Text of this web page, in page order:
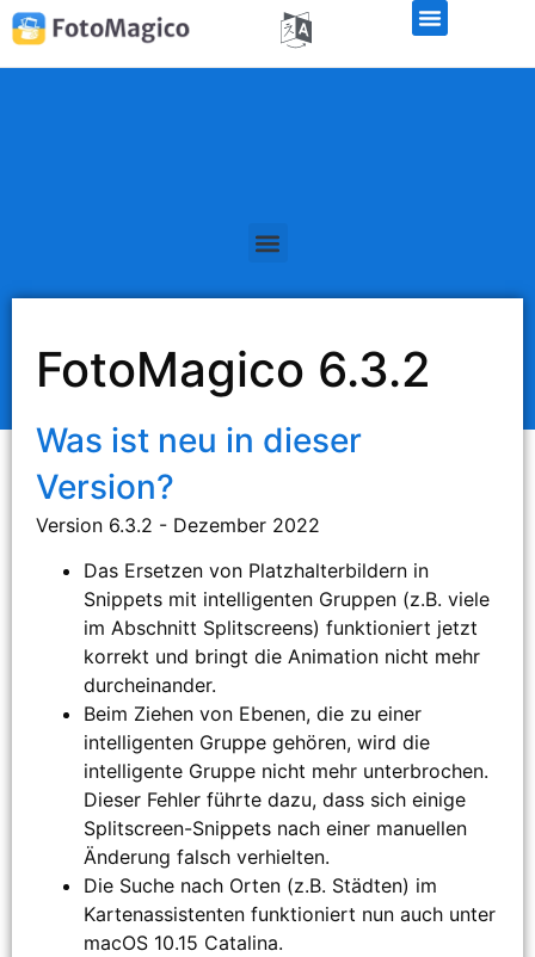
FotoMagico 6.3.2
Was ist neu in dieser
Version?
Version 6.3.2 - Dezember 2022
Das Ersetzen von Platzhalterbildern in
Snippets mit intelligenten Gruppen (z.B. viele
im Abschnitt Splitscreens) funktioniert jetzt
korrekt und bringt die Animation nicht mehr
durcheinander.
Beim Ziehen von Ebenen, die zu einer
intelligenten Gruppe gehören, wird die
intelligente Gruppe nicht mehr unterbrochen.
Dieser Fehler führte dazu, dass sich einige
Splitscreen-Snippets nach einer manuellen
Änderung falsch verhielten.
Die Suche nach Orten (z.B. Städten) im
Kartenassistenten funktioniert nun auch unter
macOS 10.15 Catalina.